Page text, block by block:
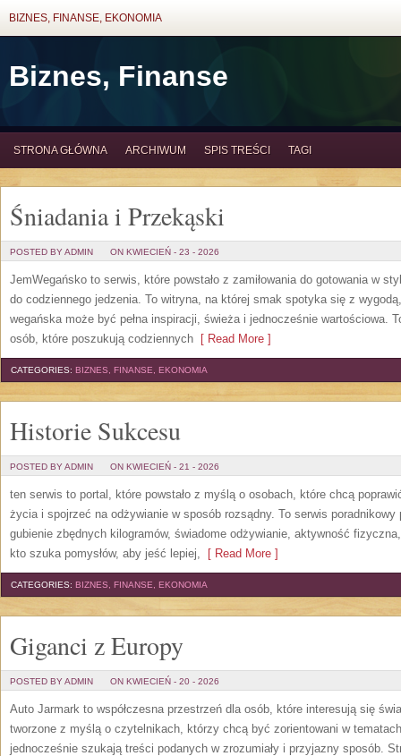
BIZNES, FINANSE, EKONOMIA
Biznes, Finanse
STRONA GŁÓWNA ARCHIWUM SPIS TREŚCI TAGI
Śniadania i Przekąski
POSTED BY ADMIN ON KWIECIEŃ - 23 - 2026
JemWegańsko to serwis, które powstało z zamiłowania do gotowania w
do codziennego jedzenia. To witryna, na której smak spotyka się z
wegańska może być pełna inspiracji, świeża i jednocześnie wartościowa.
osób, które poszukują codziennych [ Read More ]
CATEGORIES: BIZNES, FINANSE, EKONOMIA
Historie Sukcesu
POSTED BY ADMIN ON KWIECIEŃ - 21 - 2026
ten serwis to portal, które powstało z myślą o osobach, które chcą
życia i spojrzeć na odżywianie w sposób rozsądny. To serwis
gubienie zbędnych kilogramów, świadome odżywianie, aktywność
kto szuka pomysłów, aby jeść lepiej, [ Read More ]
CATEGORIES: BIZNES, FINANSE, EKONOMIA
Giganci z Europy
POSTED BY ADMIN ON KWIECIEŃ - 20 - 2026
Auto Jarmark to współczesna przestrzeń dla osób, które interesują się
tworzone z myślą o czytelnikach, którzy chcą być zorientowani w
jednocześnie szukają treści podanych w zrozumiały i przyjazny sposób.